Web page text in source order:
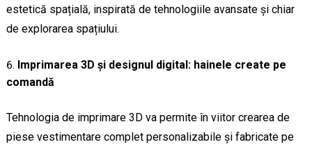
estetică spațială, inspirată de tehnologiile avansate și chiar
de explorarea spațiului.
Imprimarea 3D și designul digital: hainele create pe
comandă
Tehnologia de imprimare 3D va permite în viitor crearea de
piese vestimentare complet personalizabile și fabricate pe